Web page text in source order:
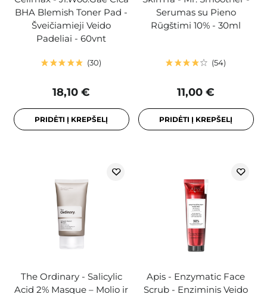
BHA Blemish Toner Pad -
Šveičiamieji Veido
Padeliai - 60vnt
30
18,10 €
PRIDĖTI Į KREPŠELĮ
Serumas su Pieno
Rūgštimi 10% - 30ml
54
11,00 €
PRIDĖTI Į KREPŠELĮ
The Ordinary - Salicylic
Acid 2% Masque – Molio ir
Apis - Enzymatic Face
Scrub - Enziminis Veido